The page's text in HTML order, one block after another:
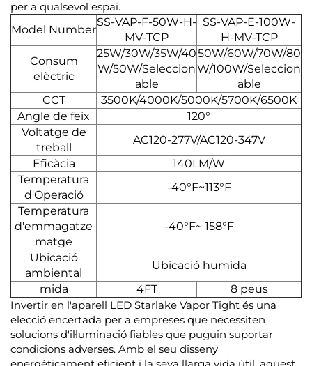
per a qualsevol espai.
Model Number
SS-VAP-F-50W-H-
MV-TCP
SS-VAP-E-100W-
H-MV-TCP
Consum
elèctric
25W/30W/35W/40
W/50W/Seleccion
able
50W/60W/70W/80
W/100W/Seleccion
able
CCT
3500K/4000K/5000K/5700K/6500K
Angle de feix
120°
Voltatge de
treball
AC120-277V/AC120-347V
Eficàcia
140LM/W
Temperatura
d'Operació
-40°F~113°F
Temperatura
d'emmagatze
matge
-40°F~ 158°F
Ubicació
ambiental
Ubicació humida
mida
4FT
8 peus
Invertir en l'aparell LED Starlake Vapor Tight és una
elecció encertada per a empreses que necessiten
solucions d'il·luminació fiables que puguin suportar
condicions adverses. Amb el seu disseny